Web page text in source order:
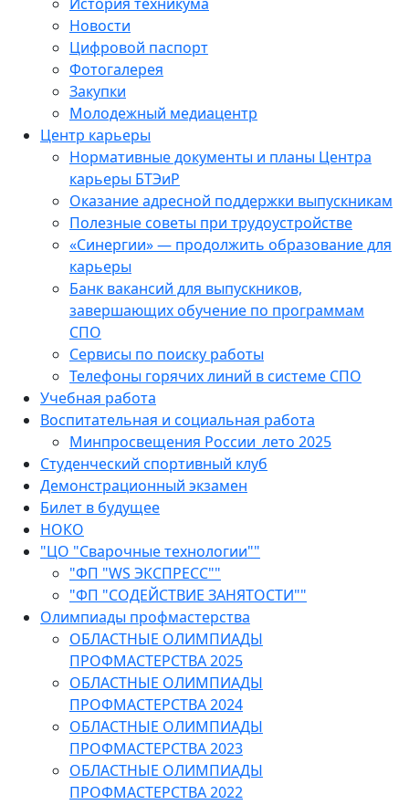
Новости
Цифровой паспорт
Фотогалерея
Закупки
Молодежный медиацентр
Центр карьеры
Нормативные документы и планы Центра
карьеры БТЭиР
Оказание адресной поддержки выпускникам
Полезные советы при трудоустройстве
«Синергии» — продолжить образование для
карьеры
Банк вакансий для выпускников,
завершающих обучение по программам
СПО
Сервисы по поиску работы
Телефоны горячих линий в системе СПО
Учебная работа
Воспитательная и социальная работа
Минпросвещения России_лето 2025
Студенческий спортивный клуб
Демонстрационный экзамен
Билет в будущее
НОКО
"ЦО "Сварочные технологии""
"ФП "WS ЭКСПРЕСС""
"ФП "СОДЕЙСТВИЕ ЗАНЯТОСТИ""
Олимпиады профмастерства
ОБЛАСТНЫЕ ОЛИМПИАДЫ
ПРОФМАСТЕРСТВА 2025
ОБЛАСТНЫЕ ОЛИМПИАДЫ
ПРОФМАСТЕРСТВА 2024
ОБЛАСТНЫЕ ОЛИМПИАДЫ
ПРОФМАСТЕРСТВА 2023
ОБЛАСТНЫЕ ОЛИМПИАДЫ
ПРОФМАСТЕРСТВА 2022